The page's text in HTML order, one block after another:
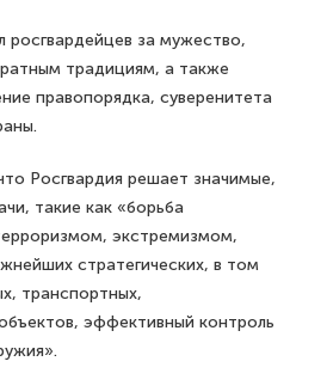
росгвардейцев за мужество,
традициям, а также
правопорядка, суверенитета
Росгвардия решает значимые,
такие как «борьба
экстремизмом,
стратегических, в том
транспортных,
эффективный контроль